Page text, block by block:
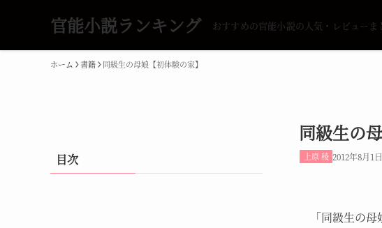
官能小説ランキング おすすめの官能小説の人気・レビューま
ホーム 書籍 同級生の母娘【初体験の家】
同級生の
上原 稜 2012年8月1日
「同級生の
目次